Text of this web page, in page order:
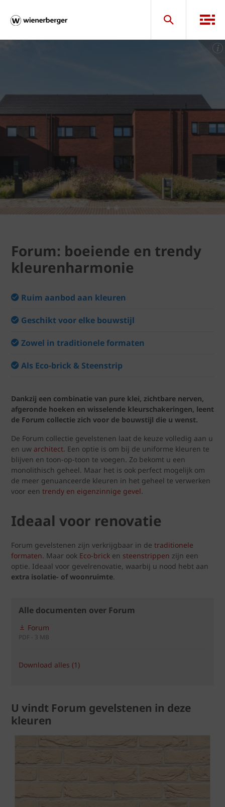
Forum: boeiende en trendy
kleurenharmonie
Ruim aanbod aan kleuren
Geschikt voor elke bouwstijl
Zowel in traditionele formaten
Als Eco-brick & Steenstrip
Dankzij een combinatie van pure klei, zichtbare nerven,
afgeronde hoeken en wisselende kleurschakeringen, leent
de Forum collectie zich voor de bouwstijl die u wenst.
De Forum collectie gevelstenen laat de keuze volledig aan u
en uw architect. Een optie is om bij de uniforme kleuren te
blijven en toon-op-toon te voegen. Zo bekomt u een
monolithisch geheel. Maar het is ook perfect mogelijk om
de meer genuanceerde kleuren in het geheel te verwerken
voor een trendy en eigenzinnige gevel.
Ideaal voor renovatie
Forum gevelstenen zijn verkrijgbaar in de traditionele
formaten. Maar ook Eco-brick en steenstrippen zijn een
optie. Ideaal voor gevelrenovatie, waarbij u nood hebt aan
extra isolatie- of woonruimte.
Alle documenten over Forum
Forum
PDF - 3 MB
Download alles (1)
U vindt Forum gevelstenen in deze
kleuren